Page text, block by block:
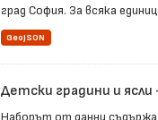
град София. За всяка
GeoJSON
Детски градини и
Наборът от данни съдържа